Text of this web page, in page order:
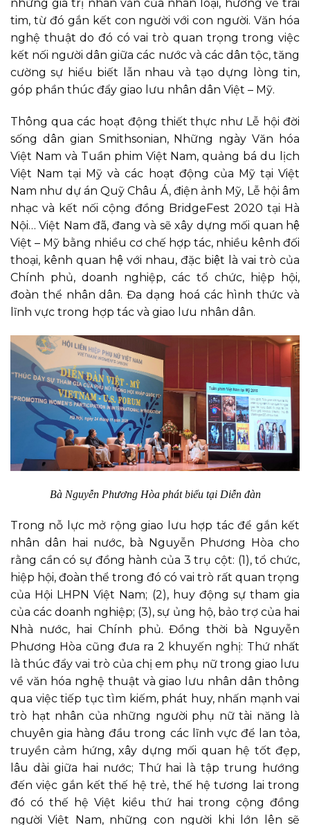
những giá trị nhân văn của nhân loại, hướng về trái
tim, từ đó gắn kết con người với con người. Văn hóa
nghệ thuật do đó có vai trò quan trọng trong việc
kết nối người dân giữa các nước và các dân tộc, tăng
cường sự hiểu biết lẫn nhau và tạo dựng lòng tin,
góp phần thúc đẩy giao lưu nhân dân Việt – Mỹ.
Thông qua các hoạt động thiết thực như Lễ hội đời
sống dân gian Smithsonian, Những ngày Văn hóa
Việt Nam và Tuần phim Việt Nam, quảng bá du lịch
Việt Nam tại Mỹ và các hoạt động của Mỹ tại Việt
Nam như dự án Quỹ Châu Á, điện ảnh Mỹ, Lễ hội âm
nhạc và kết nối cộng đồng BridgeFest 2020 tại Hà
Nội… Việt Nam đã, đang và sẽ xây dựng mối quan hệ
Việt – Mỹ bằng nhiều cơ chế hợp tác, nhiều kênh đối
thoại, kênh quan hệ với nhau, đặc biệt là vai trò của
Chính phủ, doanh nghiệp, các tổ chức, hiệp hội,
đoàn thể nhân dân. Đa dạng hoá các hình thức và
lĩnh vực trong hợp tác và giao lưu nhân dân.
Bà Nguyễn Phương Hòa phát biểu tại Diễn đàn
Trong nỗ lực mở rộng giao lưu hợp tác để gắn kết
nhân dân hai nước, bà Nguyễn Phương Hòa cho
rằng cần có sự đồng hành của 3 trụ cột: (1), tổ chức,
hiệp hội, đoàn thể trong đó có vai trò rất quan trọng
của Hội LHPN Việt Nam; (2), huy động sự tham gia
của các doanh nghiệp; (3), sự ủng hộ, bảo trợ của hai
Nhà nước, hai Chính phủ. Đồng thời bà Nguyễn
Phương Hòa cũng đưa ra 2 khuyến nghị: Thứ nhất
là thúc đẩy vai trò của chị em phụ nữ trong giao lưu
về văn hóa nghệ thuật và giao lưu nhân dân thông
qua việc tiếp tục tìm kiếm, phát huy, nhấn mạnh vai
trò hạt nhân của những người phụ nữ tài năng là
chuyên gia hàng đầu trong các lĩnh vực để lan tỏa,
truyền cảm hứng, xây dựng mối quan hệ tốt đẹp,
lâu dài giữa hai nước; Thứ hai là tập trung hướng
đến việc gắn kết thế hệ trẻ, thế hệ tương lai trong
đó có thế hệ Việt kiều thứ hai trong cộng đồng
người Việt Nam, những con người khi lớn lên sẽ